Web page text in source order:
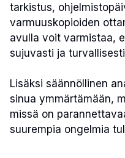
tarkistus,
varmuuskopioiden
avulla voit varmistaa,
sujuvasti ja
Lisäksi säännöllinen
sinua ymmärtämään,
missä on
suurempia ongelmia